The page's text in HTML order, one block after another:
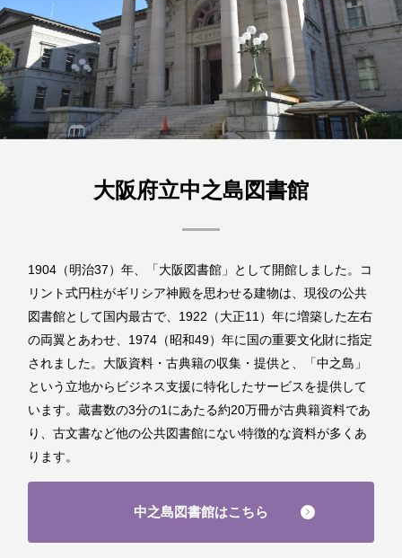
大阪府立中之島図書館
1904（明治37）年、「大阪図書館」として開館しました。コ
リント式円柱がギリシア神殿を思わせる建物は、現役の公共
図書館として国内最古で、1922（大正11）年に増築した左右
の両翼とあわせ、1974（昭和49）年に国の重要文化財に指定
されました。大阪資料・古典籍の収集・提供と、「中之島」
という立地からビジネス支援に特化したサービスを提供して
います。蔵書数の3分の1にあたる約20万冊が古典籍資料であ
り、古文書など他の公共図書館にない特徴的な資料が多くあ
ります。
中之島図書館はこちら